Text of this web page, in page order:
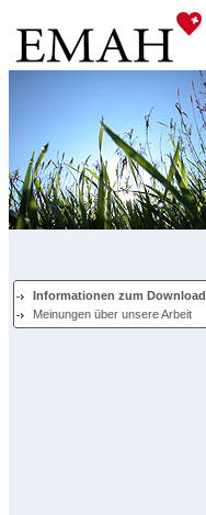
Informationen zum Download
Meinungen über unsere Arbeit